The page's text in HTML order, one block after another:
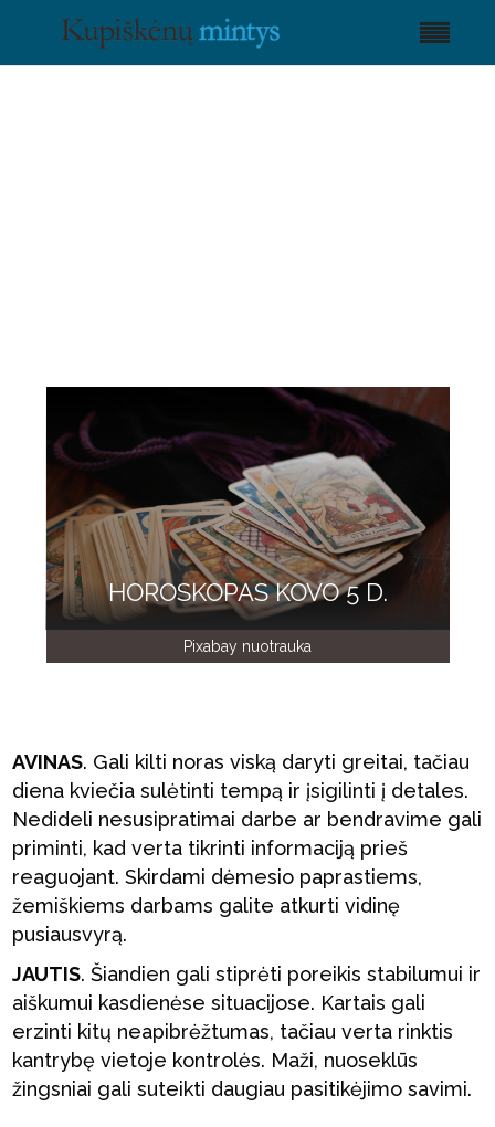
HOROSKOPAS KOVO 5 D.
Pixabay nuotrauka
AVINAS. Gali kilti noras viską daryti greitai, tačiau
diena kviečia sulėtinti tempą ir įsigilinti į detales.
Nedideli nesusipratimai darbe ar bendravime gali
priminti, kad verta tikrinti informaciją prieš
reaguojant. Skirdami dėmesio paprastiems,
žemiškiems darbams galite atkurti vidinę
pusiausvyrą.
JAUTIS. Šiandien gali stiprėti poreikis stabilumui ir
aiškumui kasdienėse situacijose. Kartais gali
erzinti kitų neapibrėžtumas, tačiau verta rinktis
kantrybę vietoje kontrolės. Maži, nuoseklūs
žingsniai gali suteikti daugiau pasitikėjimo savimi.